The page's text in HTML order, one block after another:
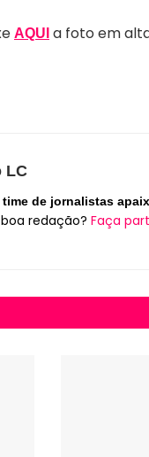
AQUI a foto em
LC
time de jornalistas
redação? Faça